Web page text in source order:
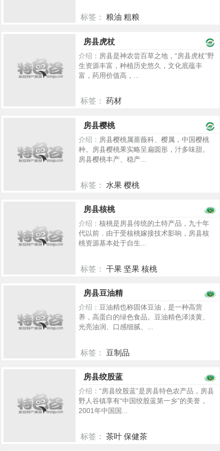
标签： 粮油 粗粮
房县虎杖
介绍： 房县是神农尝百草之地，“房县虎杖”野
生资源丰富，种植历史悠久，文化底蕴丰
富，药用价值高，...
标签： 药材
房县樱桃
介绍： 房县樱桃属蔷薇科、樱属，中国樱桃
种。房县樱桃果实略呈扁圆形，汁多味甜。
房县樱桃丰产、稳产...
标签： 水果 樱桃
房县核桃
介绍： 核桃是房县传统的土特产品，九十年
代以前．由于受核桃嫁接技术影响，房县核
桃资源基本处于自生...
标签： 干果 坚果 核桃
房县豆油精
介绍： 豆油精也称固体豆油，是一种高营
养，高蛋白的绿色食品。豆油精色泽淡黄、
光亮油润、口感细腻、...
标签： 豆制品
房县绞股蓝
介绍： “房县绞股蓝”是房县特色农产品，房县
野人谷镇享有“中国绞股蓝第一乡”的美誉，
2001年中国国...
标签： 茶叶 保健茶